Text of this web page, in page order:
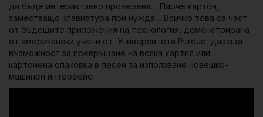
да бъде интерактивно проверена… Парче картон,
заместващо клавиатура при нужда… Всичко това са част
от бъдещите приложения на технология, демонстрирана
от американски учени от Университета Purdue, даваща
възможност за превръщане на всяка хартия или
картонена опаковка в лесен за използване човешко-
машинен интерфейс.